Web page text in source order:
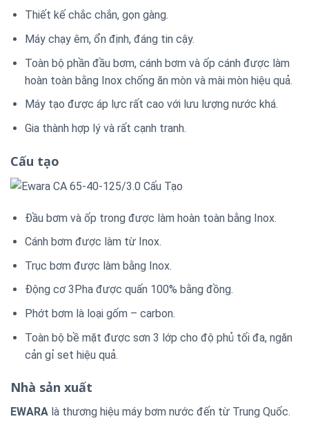
Thiết kế chắc chắn, gọn gàng.
Máy chạy êm, ổn định, đáng tin cậy.
Toàn bộ phần đầu bơm, cánh bơm và ốp cánh được làm
hoàn toàn bằng Inox chống ăn mòn và mài mòn hiệu quả.
Máy tạo được áp lực rất cao với lưu lượng nước khá.
Gia thành hợp lý và rất cạnh tranh.
Cấu tạo
Đầu bơm và ốp trong được làm hoàn toàn bằng Inox.
Cánh bơm được làm từ Inox.
Trục bơm được làm bằng Inox.
Động cơ 3Pha được quấn 100% bằng đồng.
Phớt bơm là loại gốm – carbon.
Toàn bộ bề mặt được sơn 3 lớp cho độ phủ tối đa, ngăn
cản gỉ set hiệu quả.
Nhà sản xuất
EWARA là thương hiệu máy bơm nước đến từ Trung Quốc.